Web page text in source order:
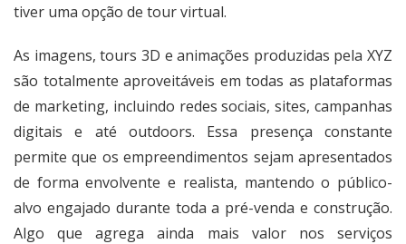
tiver uma opção de tour virtual.
As imagens, tours 3D e animações produzidas pela XYZ
são totalmente aproveitáveis em todas as plataformas
de marketing, incluindo redes sociais, sites, campanhas
digitais e até outdoors. Essa presença constante
permite que os empreendimentos sejam apresentados
de forma envolvente e realista, mantendo o público-
alvo engajado durante toda a pré-venda e construção.
Algo que agrega ainda mais valor nos serviços